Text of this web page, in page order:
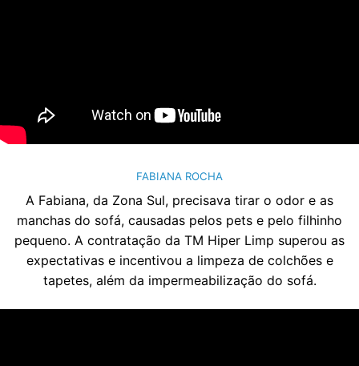
FABIANA ROCHA
A Fabiana, da Zona Sul, precisava tirar o odor e as
manchas do sofá, causadas pelos pets e pelo filhinho
pequeno. A contratação da TM Hiper Limp superou as
expectativas e incentivou a limpeza de colchões e
tapetes, além da impermeabilização do sofá.